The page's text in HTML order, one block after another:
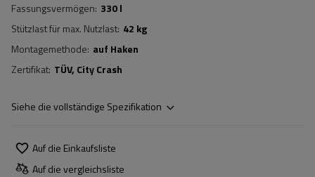
Fassungsvermögen 330 l
Stützlast für max. Nutzlast 42 kg
Montagemethode auf Haken
Zertifikat TÜV City Crash
Siehe die vollständige Spezifikation
Auf die Einkaufsliste
Auf die vergleichsliste